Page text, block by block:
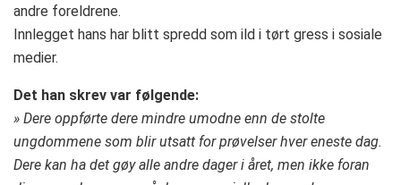
andre foreldrene.
Innlegget hans har blitt spredd som ild i tørt gress i sosiale
medier.
Det han skrev var følgende:
» Dere oppførte dere mindre umodne enn de stolte
ungdommene som blir utsatt for prøvelser hver eneste dag.
Dere kan ha det gøy alle andre dager i året, men ikke foran